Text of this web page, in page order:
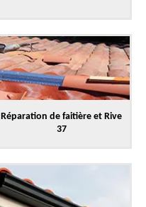
Réparation de faitière et Rive
37